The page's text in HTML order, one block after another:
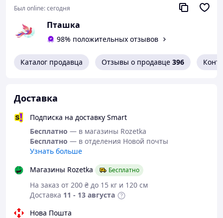
токсичных веществ, не раздражает кожу и прост в
эксплуатации. Отлично подойдет для праздников,
вечеринок, свадеб и веселых игр на свежем воздухе,
гарантируя яркие эмоции и незабываемые моменты.
Количество отверстий: 57
Материал: безопасный пластик
Размеры игрушки: 20×26×10см
Упаковка: прозрачный пластиковый блистер,
который надежно защищает игрушку и делает ее
Был online:сегодня
Пташка
98% положительных отзывов
Каталог продавца Отзывы о продавце 396
Доставка
Подписка на доставку Smart
Бесплатно — в магазины Rozetka
Бесплатно — в отделения Новой почты
Узнать больше
Магазины Rozetka
Бесплатно
На заказ от 200 ₴ до 15 кг и 120 см
Доставка 11 - 13 августа
Нова Пошта